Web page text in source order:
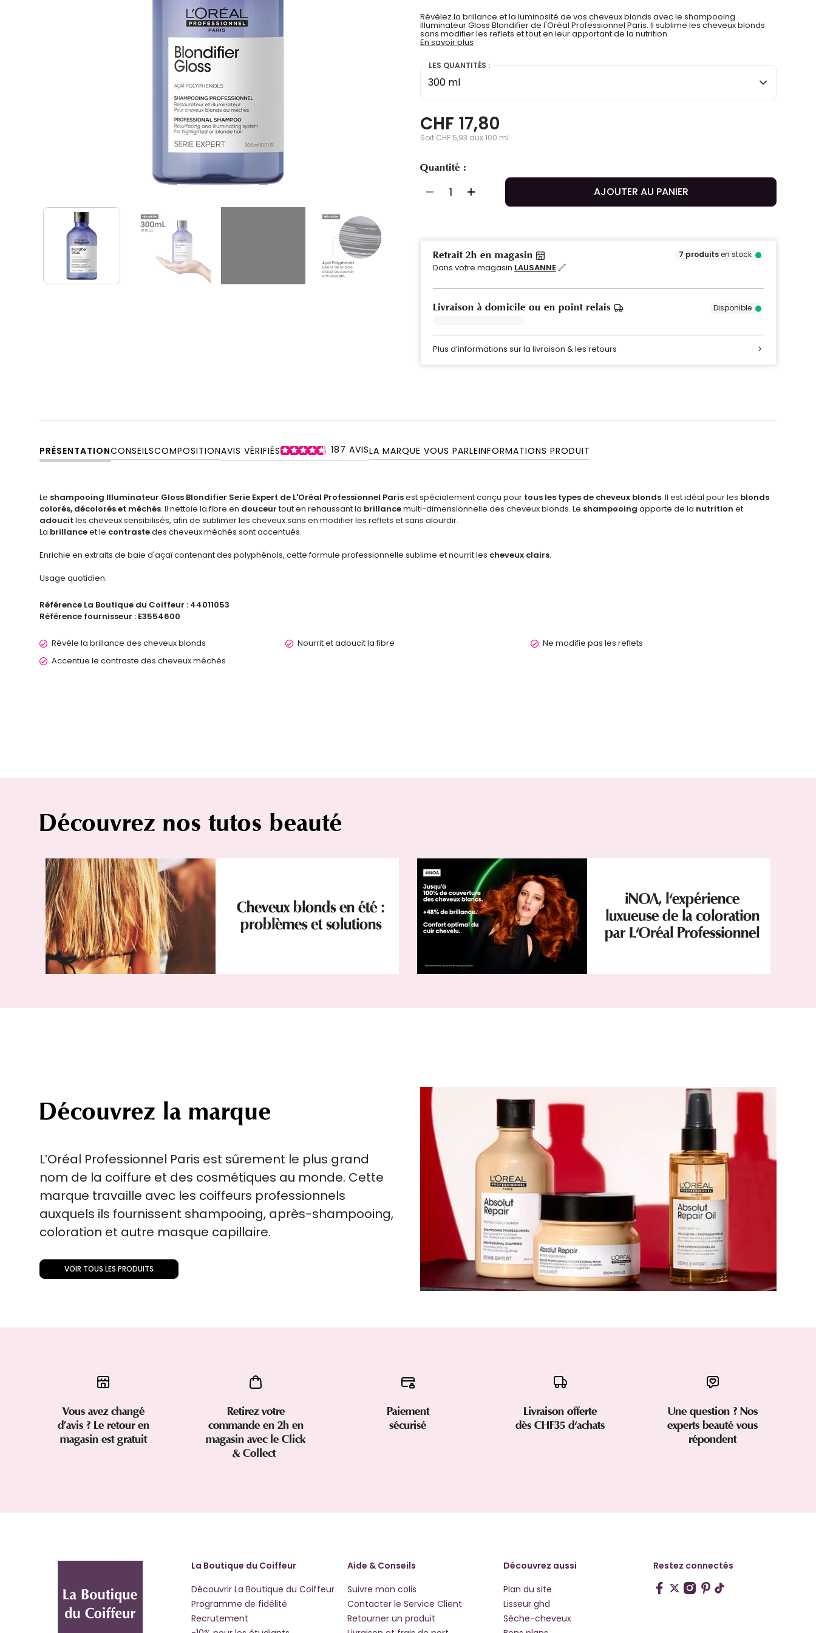
Révélez la brillance et la luminosité de vos cheveux blonds avec le shampooing
Illuminateur Gloss Blondifier de l'Oréal Professionnel Paris. Il sublime les cheveux blonds
sans modifier les reflets et tout en leur apportant de la nutrition.
En savoir plus
LES QUANTITÉS :
300 ml
CHF 17,80
Soit CHF 5,93 aux 100 ml
Quantité :
AJOUTER AU PANIER
Retrait 2h en magasin 7 produitsen stock
Dans votre magasin LAUSANNE
Livraison à domicile ou en point relais Disponible
Plus d’informations sur la livraison & les retours
PRÉSENTATIONCONSEILSCOMPOSITIONAVIS VÉRIFIÉS 187 AVISLA MARQUE VOUS PARLEINFORMATIONS PRODUIT
Le shampooing Illuminateur Gloss Blondifier Serie Expert de L'Oréal Professionnel Parisest spécialement conçu pour tous les types de cheveux blonds. Il est idéal pour les blonds
colorés, décolorés et méchés. Il nettoie la fibre en douceurtout en rehaussant la brillancemulti-dimensionnelle des cheveux blonds. Le shampooing apporte de la nutrition et
adoucit les cheveux sensibilisés, afin de sublimer les cheveux sans en modifier les reflets et sans alourdir.
La brillanceet le contrastedes cheveux méchés sont accentués.
Enrichie en extraits de baie d'açaï contenant des polyphénols, cette formule professionnelle sublime et nourrit les cheveux clairs.
Usage quotidien.
Référence La Boutique du Coiffeur : 44011053
Référence fournisseur : E3554600
Révéle la brillance des cheveux blonds Nourrit et adoucit la fibre
Ne modifie pas les reflets
Accentue le contraste des cheveux méchés
Découvrez nos tutos beauté
Cheveux blonds en été :
problèmes et solutions
iNOA, l'expérience
luxueuse de la coloration
par L'Oréal Professionnel
Découvrez la marque
L’Oréal Professionnel Paris est sûrement le plus grand
nom de la coiffure et des cosmétiques au monde. Cette
marque travaille avec les coiffeurs professionnels
auxquels ils fournissent shampooing, après-shampooing,
coloration et autre masque capillaire.
VOIR TOUS LES PRODUITS
Vous avez changé
d’avis ? Le retour en
magasin est gratuit
Retirez votre
commande en 2h en
magasin avec le Click
& Collect
Paiement
sécurisé
Livraison offerte
dès CHF35 d'achats
Une question ? Nos
experts beauté vous
répondent
La Boutique du Coiffeur
Découvrir La Boutique du Coiffeur
Programme de fidélité
Recrutement
Aide & Conseils
Suivre mon colis
Contacter le Service Client
Retourner un produit
Découvrez aussi
Plan du site
Lisseur ghd
Sèche-cheveux
Restez connectés